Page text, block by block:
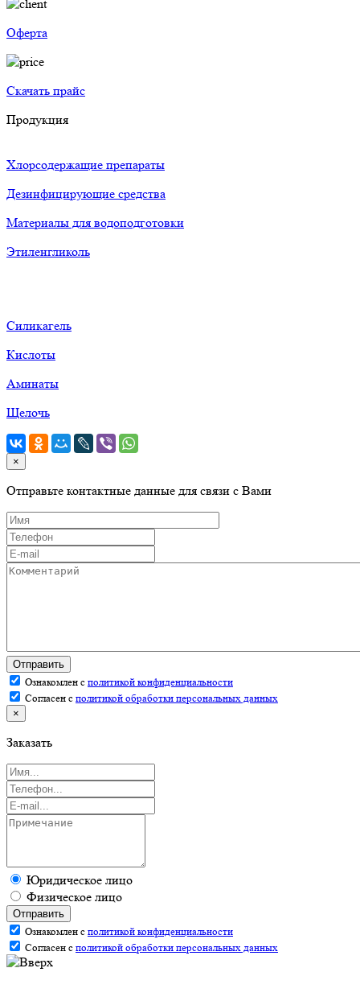
Оферта
Скачать прайс
Продукция
Хлорсодержащие препараты
Дезинфицирующие средства
Материалы для водоподготовки
Этиленгликоль
Силикагель
Кислоты
Аминаты
Щелочь
×
Отправьте контактные данные для связи с Вами
Отправить
Ознакомлен с политикой конфиденциальности
Согласен с политикой обработки персональных данных
×
Заказать
Юридическое лицо
Физическое лицо
Отправить
Ознакомлен с политикой конфиденциальности
Согласен с политикой обработки персональных данных